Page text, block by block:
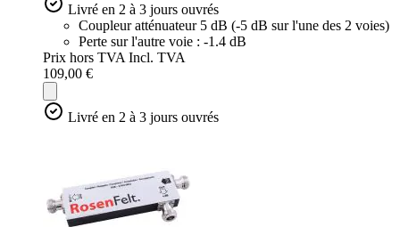
Livré en 2 à 3 jours ouvrés
Coupleur atténuateur 5 dB (-5 dB sur l'une des 2 voies)
Perte sur l'autre voie : -1.4 dB
Prix hors TVA Incl. TVA
109,00 €
Livré en 2 à 3 jours ouvrés